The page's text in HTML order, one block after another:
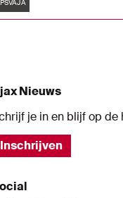
Nieuws
je in en blijf op de
Inschrijven